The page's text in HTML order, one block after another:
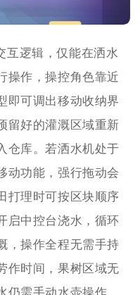
互逻辑，仅能在洒水
操作，操控角色靠近
即可调出移动收纳界
留好的灌溉区域重新
仓库。若洒水机处于
动功能，强行拖动会
打理时可按区块顺序
启中控台浇水，循环
，操作全程无需手持
作时间，果树区域无